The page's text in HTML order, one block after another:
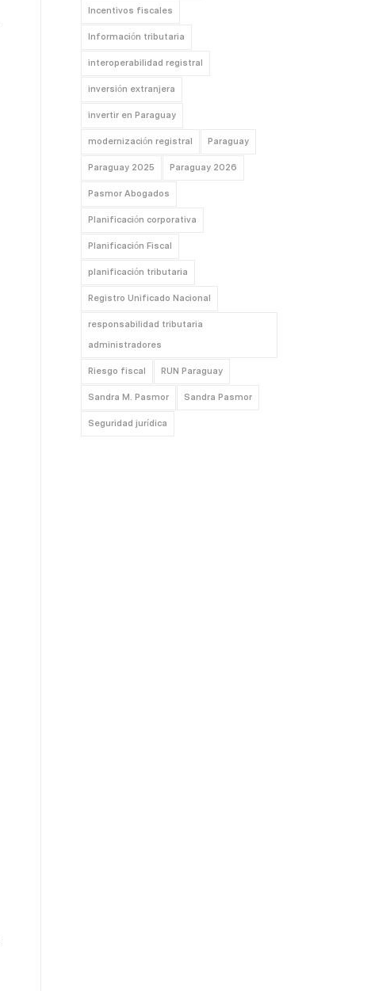
Incentivos fiscales
Información tributaria
interoperabilidad registral
inversión extranjera
invertir en Paraguay
modernización registral Paraguay
Paraguay 2025 Paraguay 2026
Pasmor Abogados
Planificación corporativa
Planificación Fiscal
planificación tributaria
Registro Unificado Nacional
responsabilidad tributaria
administradores
Riesgo fiscal RUN Paraguay
Sandra M. Pasmor Sandra Pasmor
Seguridad jurídica